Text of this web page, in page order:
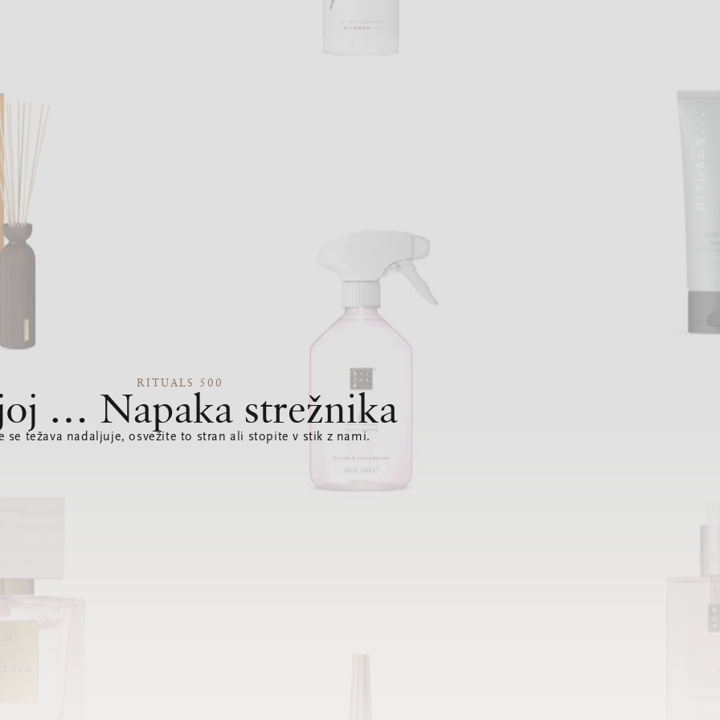
RITUALS 500
… Napaka strežnika
se težava nadaljuje, osvežite to stran ali stopite v stik z nami.